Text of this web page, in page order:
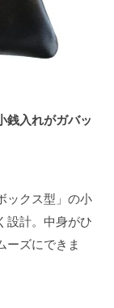
銭入れがガバッ
ックス型」の小
設計。中身がひ
ーズにできま